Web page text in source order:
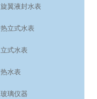
旋翼液封水表
热立式水表
立式水表
热水表
玻璃仪器